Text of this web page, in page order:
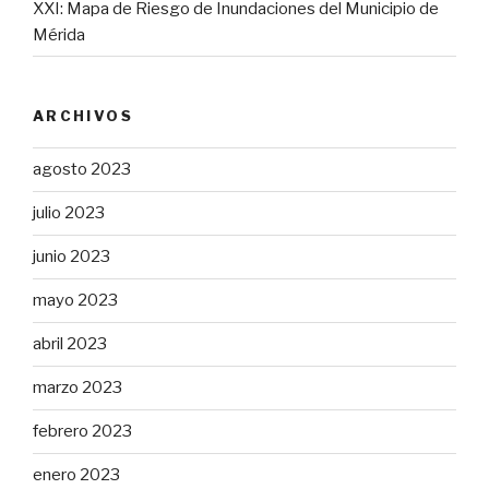
XXI: Mapa de Riesgo de Inundaciones del Municipio de
Mérida
ARCHIVOS
agosto 2023
julio 2023
junio 2023
mayo 2023
abril 2023
marzo 2023
febrero 2023
enero 2023